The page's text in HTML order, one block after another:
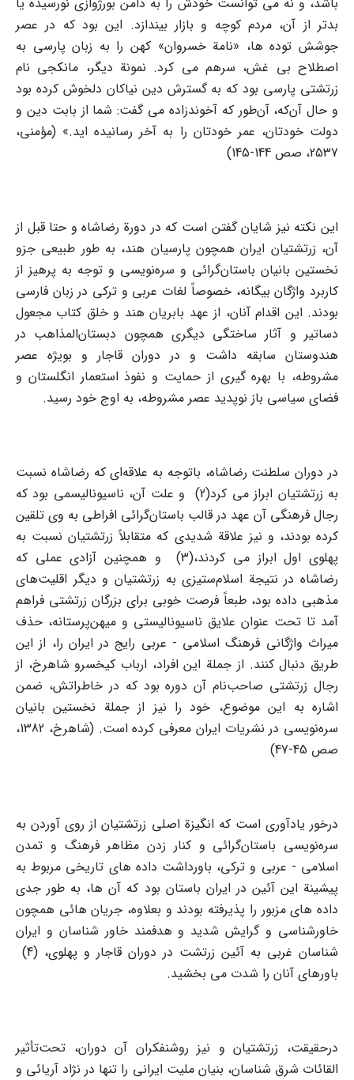
بدتر از آن، مردم کوچه و بازار بیندازد. این بود که در عصر
جوشش توده ها، «نامة خسروان» کهن را به زبان پارسی به
اصطلاح بی غش، سرهم می کرد. نمونة دیگر، مانکجی نام
زرتشتی پارسی بود که به گسترش دین نیاکان دلخوش کرده بود
و حال آن‌که، آن‌طور که آخوندزاده می گفت: شما از بابت دین و
دولت خودتان، عمر خودتان را به آخر رسانیده اید.» (مؤمنی،
2537، صص 144-145)
این نکته نیز شایان گفتن است که در دورة رضاشاه و حتا قبل از
آن، زرتشتیان ایران همچون پارسیان هند، به طور طبیعی جزو
نخستین بانیان باستان‌گرائی و سره‌نویسی و توجه به پرهیز از
کاربرد واژگان بیگانه، خصوصاً لغات عربی و ترکی در زبان فارسی
بودند. این اقدام آنان، از عهد بابریان هند و خلق کتاب مجعول
دساتیر و آثار ساختگی دیگری همچون دبستان‌المذاهب در
هندوستان سابقه داشت و در دوران قاجار و بویژه عصر
مشروطه، با بهره گیری از حمایت و نفوذ استعمار انگلستان و
فضای سیاسی باز نوپدید عصر مشروطه، به اوج خود رسید.
در دوران سلطنت رضاشاه، باتوجه به علاقه‌ای که رضاشاه نسبت
به زرتشتیان ابراز می کرد(2) و علت آن، ناسیونالیسمی بود که
رجال فرهنگی آن عهد در قالب باستان‌گرائی افراطی به وی تلقین
کرده بودند، و نیز علاقة شدیدی که متقابلاً زرتشتیان نسبت به
پهلوی اول ابراز می کردند،(3) و همچنین آزادی عملی که
رضاشاه در نتیجة اسلام‌ستیزی به زرتشتیان و دیگر اقلیت‌های
مذهبی داده بود، طبعاً فرصت خوبی برای بزرگان زرتشتی فراهم
آمد تا تحت عنوان علایق ناسیونالیستی و میهن‌پرستانه، حذف
میراث واژگانی فرهنگ اسلامی - عربی رایج در ایران را، از این
طریق دنبال کنند. از جملة این افراد، ارباب کیخسرو شاهرخ، از
رجال زرتشتی صاحب‌نام آن دوره بود که در خاطراتش، ضمن
اشاره به این موضوع، خود را نیز از جملة نخستین بانیان
سره‌نویسی در نشریات ایران معرفی کرده است. (شاهرخ، 1382،
صص 45-47)
درخور یادآوری است که انگیزة اصلی زرتشتیان از روی آوردن به
سره‌نویسی باستان‌گرائی و کنار زدن مظاهر فرهنگ و تمدن
اسلامی - عربی و ترکی، باورداشت داده های تاریخی مربوط به
پیشینة این آئین در ایران باستان بود که آن ها، به طور جدی
داده های مزبور را پذیرفته بودند و بعلاوه، جریان هائی همچون
خاور‌شناسی و گرایش شدید و هدفمند خاور شناسان و ایران
شناسان غربی به آئین زرتشت در دوران قاجار و پهلوی، (4)
باورهای آنان را شدت می بخشید.
درحقیقت، زرتشتیان و نیز روشنفکران آن دوران، تحت‌تأثیر
القائات شرق شناسان، بنیان ملیت ایرانی را تنها در نژاد آریائی و